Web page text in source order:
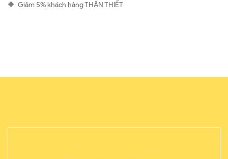
🔶 Giảm 5% khách hàng THÂN THIẾT